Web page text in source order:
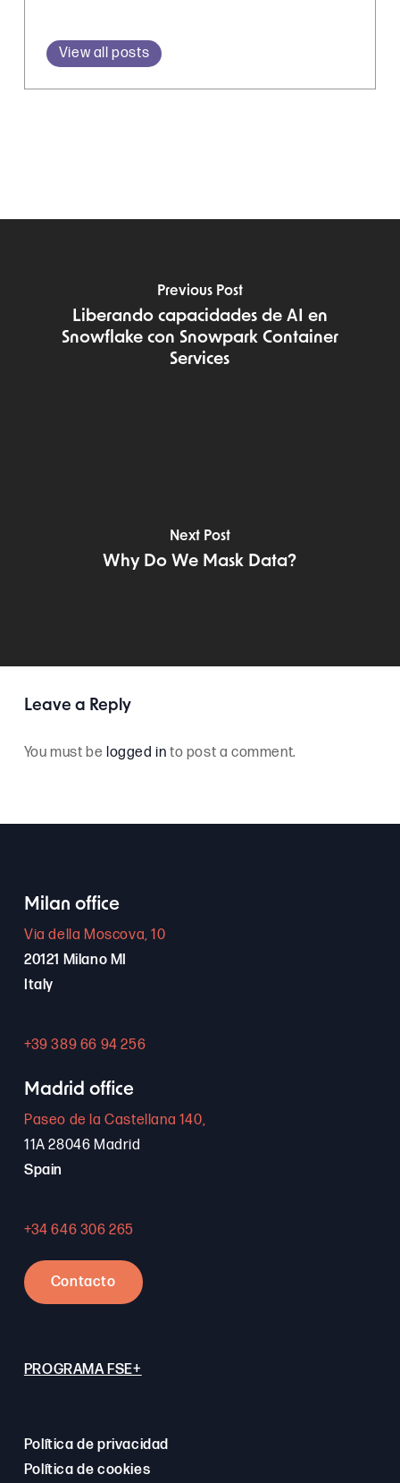
View all posts
Previous Post
Liberando capacidades de AI en
Snowflake con Snowpark Container
Services
Next Post
Why Do We Mask Data?
Leave a Reply
You must be logged in to post a comment.
Milan office
Via della Moscova, 10
20121 Milano MI
Italy
+39 389 66 94 256
Madrid office
Paseo de la Castellana 140,
11A 28046 Madrid
Spain
+34 646 306 265
Contacto
PROGRAMA FSE+
Política de privacidad
Política de cookies